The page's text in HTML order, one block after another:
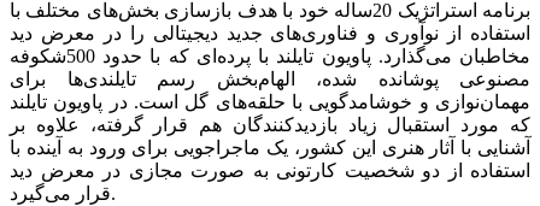
برنامه استراتژیک 20ساله خود با هدف بازسازی بخش‌های مختلف با
استفاده از نوآوری و فناوری‌های جدید دیجیتالی را در معرض دید
مخاطبان می‌گذارد. پاویون تایلند با پرده‌ای که با حدود 500شکوفه
مصنوعی پوشانده شده، الهام‌بخش رسم تایلندی‌ها برای
مهمان‌نوازی و خوشامدگویی با حلقه‌های گل است. در پاویون تایلند
که مورد استقبال زیاد بازدیدکنندگان هم قرار گرفته، علاوه بر
آشنایی با آثار هنری این کشور، یک ماجراجویی برای ورود به آینده با
استفاده از دو شخصیت کارتونی به صورت مجازی در معرض دید
قرار می‌گیرد.